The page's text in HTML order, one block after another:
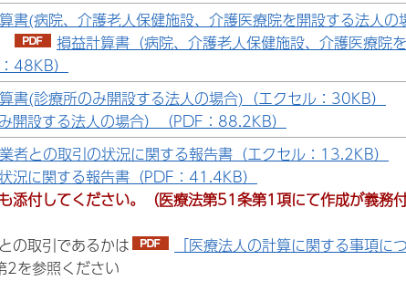
書(病院、介護老人保健施設、介護医療院を開設する法人の
損益計算書（病院、介護老人保健施設、介護医療院
48KB）
書(診療所のみ開設する法人の場合)（エクセル：30KB）
開設する法人の場合）（PDF：88.2KB）
者との取引の状況に関する報告書（エクセル：13.2KB）
況に関する報告書（PDF：41.4KB）
添付してください。（医療法第51条第1項にて作成が義務
の取引であるかは
「医療法人の計算に関する事項に
2を参照ください